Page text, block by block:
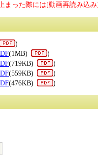
まった際には[動画再読み込み
)
(1MB)
)
(719KB)
)
(559KB)
)
(476KB) )